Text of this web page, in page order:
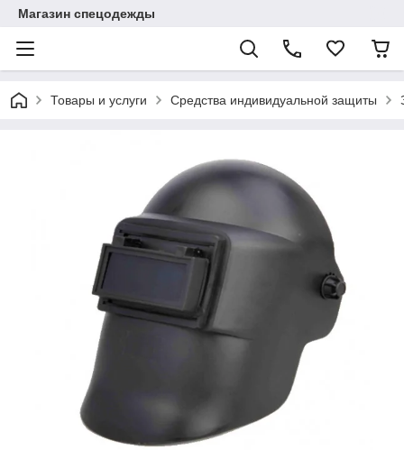
Магазин спецодежды
Товары и услуги Средства индивидуальной защиты